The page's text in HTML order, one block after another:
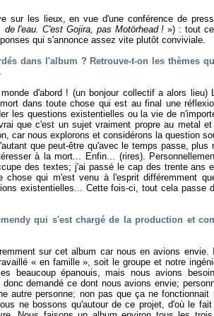
sur les lieux, en vue d'une conférence de
l'eau. C'est Gojira, pas Motörhead !») : tout
qui s'annonce assez vite plutôt conviviale.
dans l'album ? Retrouve-t-on les thèmes
d'abord ! (un bonjour collectif a alors lieu)
dans toute chose qui est au final une
les questions existentielles ou la vie de
que c'est un sujet vraiment propre au metal
car nous explorons et considérons la question
que peut-être qu'avec le temps passe, plus
à la mort... Enfin... (rires).
des textes; j'ai passé le cap des trente ans
qui m'est venu à l'esprit différemment
existentielles... Cette fois-ci, tout cela passe
qui s'est chargé de la production et
sur cet album car nous en avions envie.
« en famille », soit le groupe et notre
beaucoup épanouis, mais nous avions
demandé ce dont nous avions envie;
autre personne; non pas que ça ne fonctionnait
ne bossons qu'autour de ce projet, d'où le